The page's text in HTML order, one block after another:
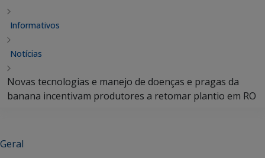
Informativos
Notícias
Novas tecnologias e manejo de doenças e pragas da
banana incentivam produtores a retomar plantio em RO
Geral